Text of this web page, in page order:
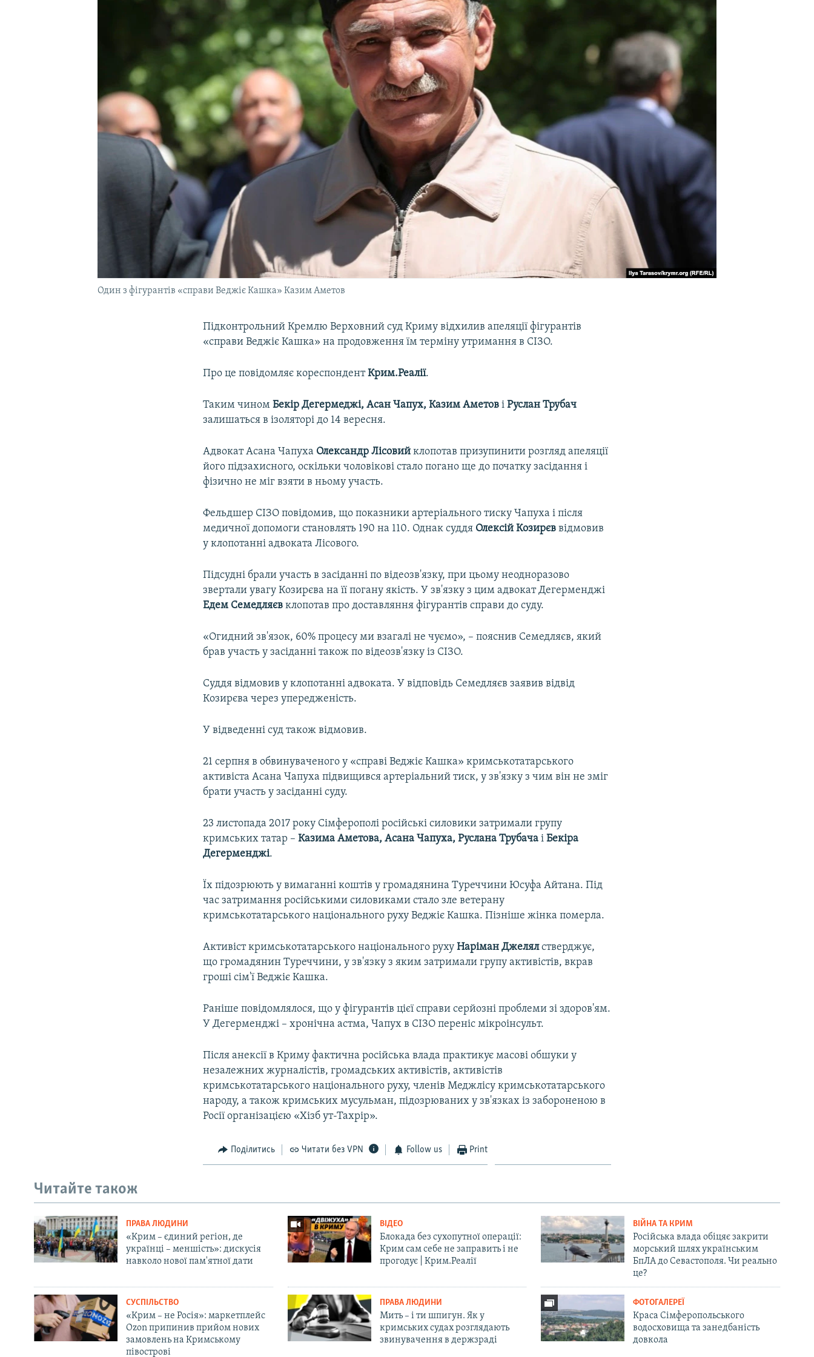
Один з фігурантів «справи Веджіє Кашка» Казим Аметов
Підконтрольний Кремлю Верховний суд Криму відхилив апеляції фігурантів
«справи Веджіє Кашка» на продовження їм терміну утримання в СІЗО.
Про це повідомляє кореспондентКрим.Реалії.
Таким чиномБекір Дегермеджі, Асан Чапух, Казим Аметові Руслан Трубач
залишаться в ізоляторі до 14 вересня.
Адвокат Асана Чапуха Олександр Лісовий клопотав призупинити розгляд апеляції
його підзахисного, оскільки чоловікові стало погано ще до початку засідання і
фізично не міг взяти в ньому участь.
Фельдшер СІЗО повідомив, що показники артеріального тиску Чапуха і після
медичної допомоги становлять 190 на 110. Однак суддя Олексій Козирєв відмовив
у клопотанні адвоката Лісового.
Підсудні брали участь в засіданні по відеозв'язку, при цьому неодноразово
звертали увагу Козирєва на її погану якість. У зв'язку з цим адвокат Дегерменджі
Едем Семедляєв клопотав про доставляння фігурантів справи до суду.
«Огидний зв'язок, 60% процесу ми взагалі не чуємо», – пояснив Семедляєв, який
брав участь у засіданні також по відеозв'язку із СІЗО.
Суддя відмовив у клопотанні адвоката. У відповідь Семедляєв заявив відвід
Козирєва через упередженість.
У відведенні суд також відмовив.
21 серпня в обвинуваченого у «справі Веджіє Кашка» кримськотатарського
активіста Асана Чапуха підвищився артеріальний тиск, у зв'язку з чим він не зміг
брати участь у засіданні суду.
23 листопада 2017 року Сімферополі російські силовики затримали групу
кримських татар –Казима Аметова, Асана Чапуха, Руслана Трубача іБекіра
Дегерменджі.
Їх підозрюють у вимаганні коштів у громадянина Туреччини Юсуфа Айтана. Під
час затримання російськими силовиками стало зле ветерану
кримськотатарського національного руху Веджіє Кашка. Пізніше жінка померла.
Активіст кримськотатарського національного рухуНаріман Джелялстверджує,
що громадянин Туреччини, у зв'язку з яким затримали групу активістів, вкрав
гроші сім'ї Веджіє Кашка.
Раніше повідомлялося, що у фігурантів цієї справи серйозні проблеми зі здоров'ям.
У Дегерменджі – хронічна астма, Чапух в СІЗО переніс мікроінсульт.
Після анексії в Криму фактична російська влада практикує масові обшуки у
незалежних журналістів, громадських активістів, активістів
кримськотатарського національного руху, членів Меджлісу кримськотатарського
народу, а також кримських мусульман, підозрюваних у зв'язках із забороненою в
Росії організацією «Хізб ут-Тахрір».
Поділитись Читати без VPN Follow us Print
Читайте також
ПРАВА ЛЮДИНИ
«Крим – єдиний регіон, де
українці – меншість»: дискусія
навколо нової пам'ятної дати
ВІДЕО
Блокада без сухопутної операції:
Крим сам себе не заправить і не
прогодує | Крим.Реалії
ВІЙНА ТА КРИМ
Російська влада обіцяє закрити
морський шлях українським
БпЛА до Севастополя. Чи реально
це?
СУСПІЛЬСТВО
«Крим – не Росія»: маркетплейс
Ozon припинив прийом нових
замовлень на Кримському
півострові
ПРАВА ЛЮДИНИ
Мить – і ти шпигун. Як у
кримських судах розглядають
звинувачення в держзраді
ФОТОГАЛЕРЕЇ
Краса Сімферопольського
водосховища та занедбаність
довкола